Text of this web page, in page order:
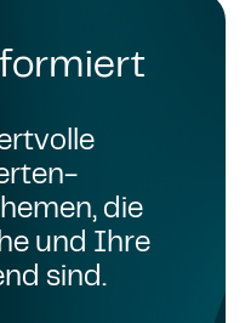
die
und Ihre
sind.